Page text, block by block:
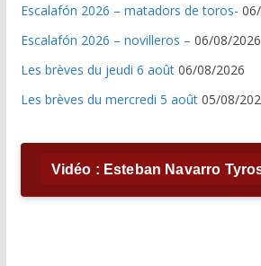
Escalafón 2026 – matadors de toros-
Escalafón 2026 – novilleros – 06/08/2026
Les brèves du jeudi 6 août 06/08/2026
Les brèves du mercredi 5 août 05/08/
Vidéo : Esteban Navarro